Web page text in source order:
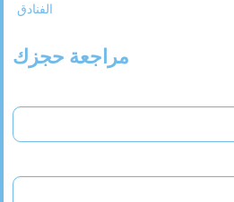
الفنادق
مراجعة حجزك